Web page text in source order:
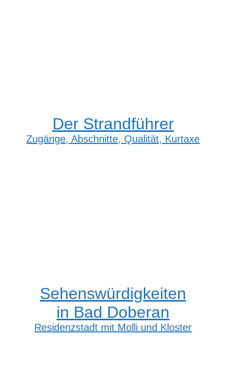
Der Strandführer
Zugänge, Abschnitte, Qualität, Kurtaxe
Sehenswürdigkeiten
in Bad Doberan
Residenzstadt mit Molli und Kloster